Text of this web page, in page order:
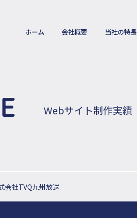
ホーム 会社概要 当社の特長
Webサイト制作実績
会社TVQ九州放送